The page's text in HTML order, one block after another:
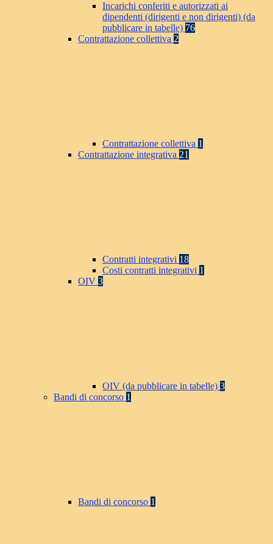
Incarichi conferiti e autorizzati ai
dipendenti (dirigenti e non dirigenti) (da
pubblicare in tabelle) 76
Contrattazione collettiva 2
Contrattazione collettiva 1
Contrattazione integrativa 21
Contratti integrativi 18
Costi contratti integrativi 1
OIV 3
OIV (da pubblicare in tabelle) 3
Bandi di concorso 1
Bandi di concorso 1